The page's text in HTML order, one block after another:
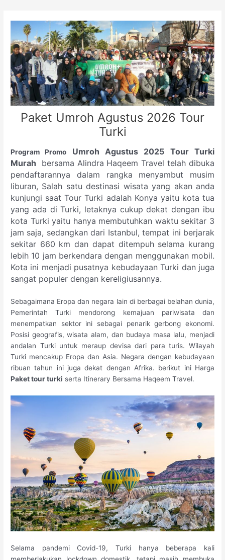
content
Paket Umroh Agustus 2026 Tour
Turki
Program Promo
Umroh Agustus 2025 Tour Turki
Murah
bersama Alindra Haqeem Travel telah dibuka
pendaftarannya dalam rangka menyambut musim
liburan, Salah satu destinasi wisata yang akan anda
kunjungi saat Tour Turki adalah Konya yaitu kota tua
yang ada di Turki, letaknya cukup dekat dengan ibu
kota Turki yaitu hanya membutuhkan waktu sekitar 3
jam saja, sedangkan dari Istanbul, tempat ini berjarak
sekitar 660 km dan dapat ditempuh selama kurang
lebih 10 jam berkendara dengan menggunakan mobil.
Kota ini menjadi pusatnya kebudayaan Turki dan juga
sangat populer dengan kereligiusannya.
Sebagaimana Eropa dan negara lain di berbagai belahan dunia,
Pemerintah Turki mendorong kemajuan pariwisata dan
menempatkan sektor ini sebagai penarik gerbong ekonomi.
Posisi geografis, wisata alam, dan budaya masa lalu, menjadi
andalan Turki untuk meraup devisa dari para turis. Wilayah
Turki mencakup Eropa dan Asia. Negara dengan kebudayaan
ribuan tahun ini juga dekat dengan Afrika. berikut ini Harga
Paket tour turki serta Itinerary Bersama Haqeem Travel.
Selama pandemi Covid-19, Turki hanya beberapa kali